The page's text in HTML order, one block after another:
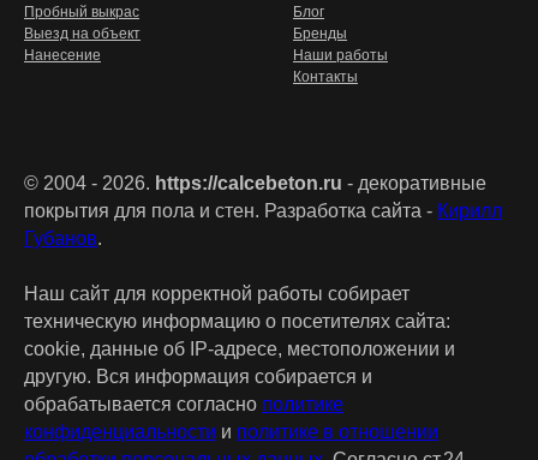
Пробный выкрас
Выезд на объект
Нанесение
Блог
Бренды
Наши работы
Контакты
© 2004 - 2026. https://calcebeton.ru - декоративные
покрытия для пола и стен. Разработка сайта - Кирилл
Губанов.
Наш сайт для корректной работы собирает
техническую информацию о посетителях сайта:
cookie, данные об IP-адресе, местоположении и
другую. Вся информация собирается и
обрабатывается согласно политике
конфиденциальности и политике в отношении